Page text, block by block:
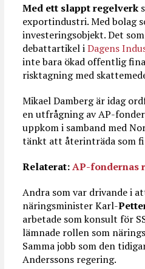
Med ett slappt regelverk
exportindustri. Med bolag
investeringsobjekt. Det som
debattartikel iDagens
inte bara ökad offentlig
risktagning med
Mikael Damberg är idag
en utfrågning av AP-
uppkom i samband med
tänkt att återinträda som
Relaterat:AP-fondernas
Andra som var drivande i
näringsminister Karl-
arbetade som konsult för
lämnade rollen som
Samma jobb som den
Anderssons regering.